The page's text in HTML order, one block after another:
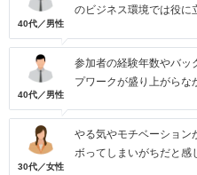
40代／男性
のビジネス環境では役に
40代／男性
参加者の経験年数やバッ
プワークが盛り上がらな
30代／女性
やる気やモチベーション
ボってしまいがちだと感